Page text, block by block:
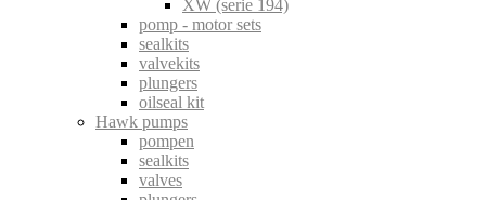
XW (serie 194)
pomp - motor sets
sealkits
valvekits
plungers
oilseal kit
Hawk pumps
pompen
sealkits
valves